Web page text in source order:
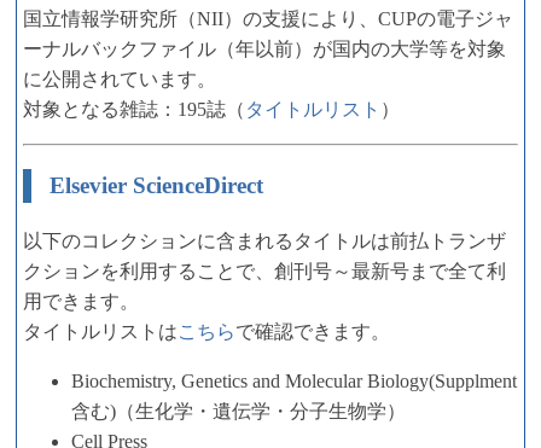
国立情報学研究所（NII）の支援により、CUPの電子ジャ
ーナルバックファイル（年以前）が国内の大学等を対象
に公開されています。
対象となる雑誌：195誌（ タイトルリスト ）
Elsevier ScienceDirect
以下のコレクションに含まれるタイトルは前払トランザ
クションを利用することで、創刊号～最新号まで全て利
用できます。
タイトルリストはこちらで確認できます。
Biochemistry, Genetics and Molecular Biology(Supplment
含む)（生化学・遺伝学・分子生物学）
Cell Press